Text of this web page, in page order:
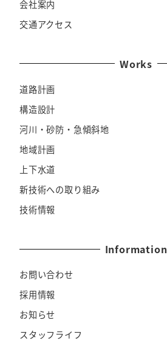
会社案内
交通アクセス
Works
道路計画
構造設計
河川・砂防・急傾斜地
地域計画
上下水道
新技術への取り組み
技術情報
Information
お問い合わせ
採用情報
お知らせ
スタッフライフ